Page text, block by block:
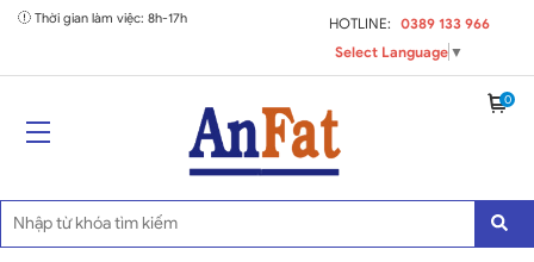
Thời gian làm việc: 8h-17h HOTLINE:
0389 133 966
Select Language ▼
0